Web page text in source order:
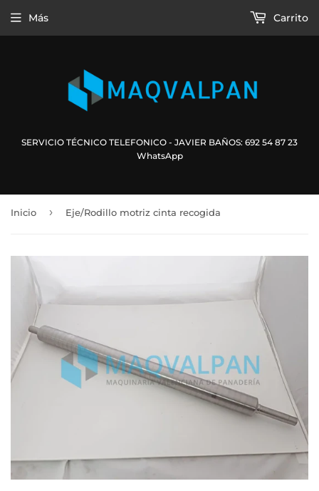
SERVICIO TÉCNICO TELEFONICO - JAVIER BAÑOS: 692 54 87 23
WhatsApp
Más Carrito
Inicio › Eje/Rodillo motriz cinta recogida